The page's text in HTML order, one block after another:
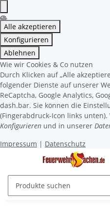
Alle akzeptieren
Konfigurieren
Ablehnen
Wie wir Cookies & Co nutzen
Durch Klicken auf „Alle
folgender Dienste auf unserer
ReCaptcha, Google Analytics,
dash.bar. Sie können die
(Fingerabdruck-Icon links
Konfigurieren und in unserer
Impressum | Datenschutz